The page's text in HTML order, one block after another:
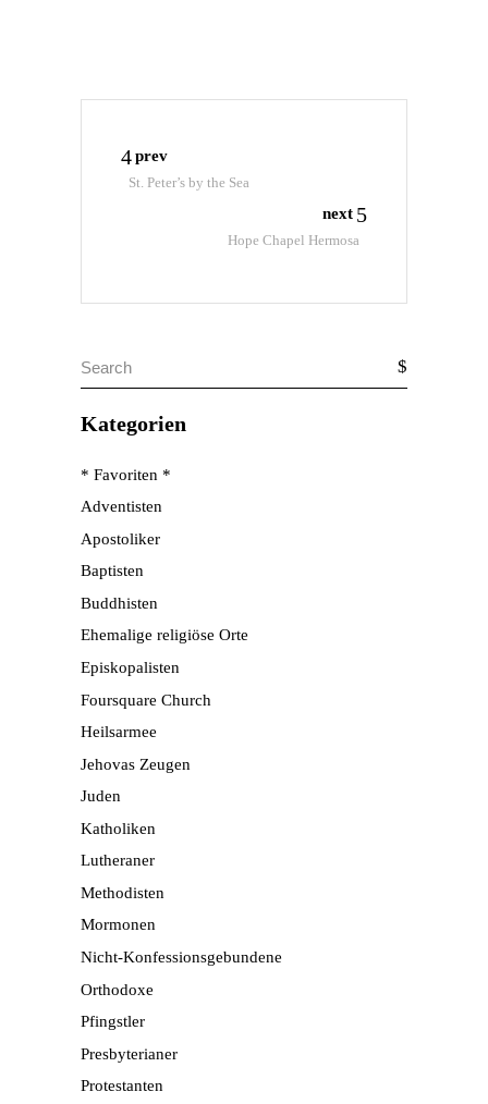
prev
St. Peter’s by the Sea
next
Hope Chapel Hermosa
Search
Kategorien
* Favoriten *
Adventisten
Apostoliker
Baptisten
Buddhisten
Ehemalige religiöse Orte
Episkopalisten
Foursquare Church
Heilsarmee
Jehovas Zeugen
Juden
Katholiken
Lutheraner
Methodisten
Mormonen
Nicht-Konfessionsgebundene
Orthodoxe
Pfingstler
Presbyterianer
Protestanten